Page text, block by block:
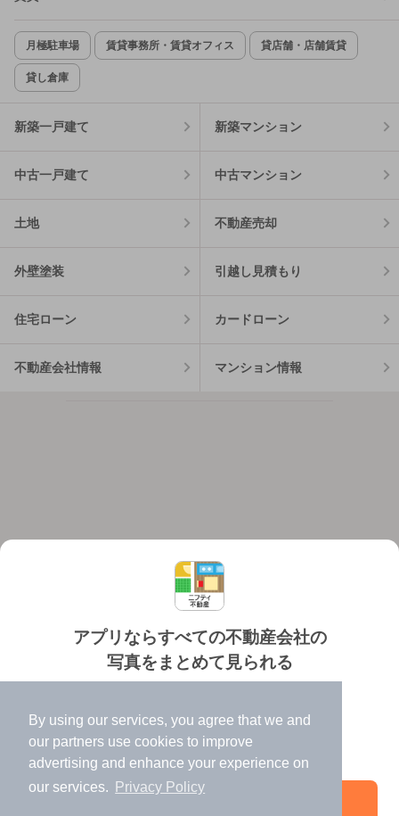
By using our services, you agree that we and
our partners use cookies to improve
advertising and enhance your experience on
our services.
Privacy Policy
アプリならすべての不動産会社の
写真をまとめて見られる
✔️
高速表示で似た物件も見つけやすい
✔️
便利な通知機能も充実
月極駐車場 賃貸事務所・賃貸オフィス 貸店舗・店舗賃貸
貸し倉庫
新築一戸建て 新築マンション
中古一戸建て 中古マンション
土地 不動産売却
外壁塗装 引越し見積もり
住宅ローン カードローン
不動産会社情報 マンション情報
個人情報保護ポリシー 利用規約